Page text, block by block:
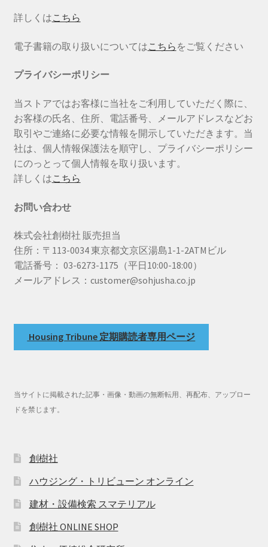
詳しくはこちら
電子書籍の取り扱いについてはこちら をご覧ください
プライバシーポリシー
当ストアではお客様に当社をご利用していただく際に、
お客様の氏名、住所、電話番号、メールアドレスなどお
取引やご連絡に必要な情報を開示していただきます。当
社は、個人情報保護法を順守し、プライバシーポリシー
にのっとって個人情報を取り扱います。
詳しくはこちら
お問い合わせ
株式会社創樹社 販売担当
住所：〒113-0034 東京都文京区湯島1-1-2ATMビル
電話番号： 03-6273-1175（平日10:00-18:00）
メールアドレス：customer@sohjusha.co.jp
Housing Tribune 定期購読者専用ページ
当サイトに掲載された記事・画像・動画の無断転用、再配布、アップロー
ドを禁じます。
創樹社
ハウジング・トリビューン オンライン
建材・設備検索 スマテリアル
創樹社 ONLINE SHOP